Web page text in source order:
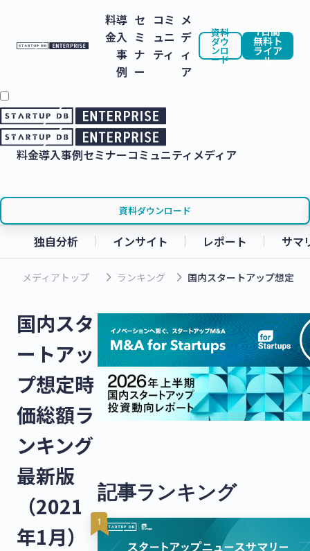
料
金
導
入
事
例
セ
ミ
ナ
ー
コミ
ュニ
ティ
メ
デ
ィ
ア
資料
ダウ
ンロ
ード
7日間
無料ト
ライア
ル
料金導入事例セミナーコミュニティ メディア
資料ダウンロード
独自分析 インサイト レポート サマ
メディアトップ keyboard_arrow_right ランキング keyboard_arrow_right 国内スタートアップ想定時
国内スタ
ートアッ
プ想定時
価総額ラ
ンキング
最新版
（2021
年1月）
記事ランキング